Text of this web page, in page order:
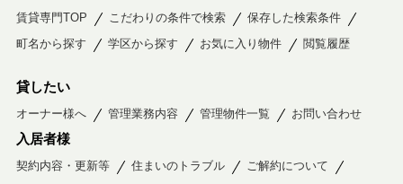
賃貸専門TOP こだわりの条件で検索
保存した検索条件
町名から探す
学区から探す お気に入り物件 閲覧履歴
貸したい
オーナー様へ 管理業務内容 管理物件一覧 お問い合わせ
入居者様
契約内容・更新等 住まいのトラブル
ご解約について